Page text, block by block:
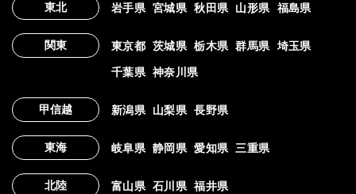
東北 岩手県 宮城県 秋田県 山形県 福島県
関東 東京都 茨城県 栃木県 群馬県 埼玉県
千葉県 神奈川県
甲信越 新潟県 山梨県 長野県
東海 岐阜県 静岡県 愛知県 三重県
北陸 富山県 石川県 福井県